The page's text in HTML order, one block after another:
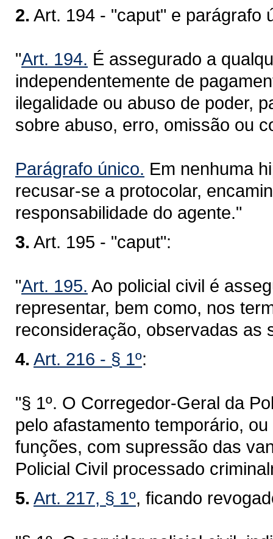
2. Art. 194 - "caput" e parágrafo
"Art. 194. É assegurado a
independentemente de
ilegalidade ou abuso de poder,
sobre abuso, erro, omissão ou
Parágrafo único. Em nenhuma
recusar-se a protocolar,
responsabilidade do agente."
3. Art. 195 - "caput":
"Art. 195. Ao policial civil é
representar, bem como, nos
reconsideração, observadas as
4. Art. 216 - § 1º:
"§ 1º. O Corregedor-Geral da
pelo afastamento temporário,
funções, com supressão das
Policial Civil processado
5. Art. 217, § 1º, ficando